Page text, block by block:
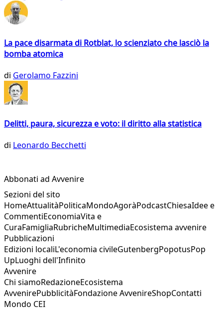
La pace disarmata di Rotblat, lo scienziato che lasciò la
bomba atomica
di Gerolamo Fazzini
Delitti, paura, sicurezza e voto: il diritto alla statistica
di Leonardo Becchetti
Abbonati ad Avvenire
Sezioni del sito
HomeAttualitàPoliticaMondoAgoràPodcastChiesaIdee e
CommentiEconomiaVita e
CuraFamigliaRubricheMultimediaEcosistema avvenire
Pubblicazioni
Edizioni localiL'economia civileGutenbergPopotusPop
UpLuoghi dell'Infinito
Avvenire
Chi siamoRedazioneEcosistema
AvvenirePubblicitàFondazione AvvenireShopContatti
Mondo CEI